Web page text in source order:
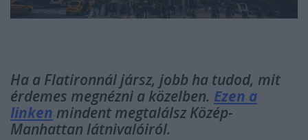
Ha a Flatironnál jársz, jobb ha tudod, mit
érdemes megnézni a közelben. Ezen a
linken mindent megtalálsz Közép-
Manhattan látnivalóiról.